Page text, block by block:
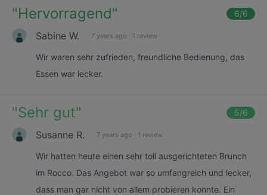
"Hervorragend" 6/6
Sabine W. 7 years ago · 1 review
Wir waren sehr zufrieden, freundliche Bedienung, das
Essen war lecker.
"Sehr gut" 5/6
Susanne R. 7 years ago · 1 review
Wir hatten heute einen sehr toll ausgerichteten Brunch
im Rocco. Das Angebot war so umfangreich und lecker,
dass man gar nicht von allem probieren konnte. Ein